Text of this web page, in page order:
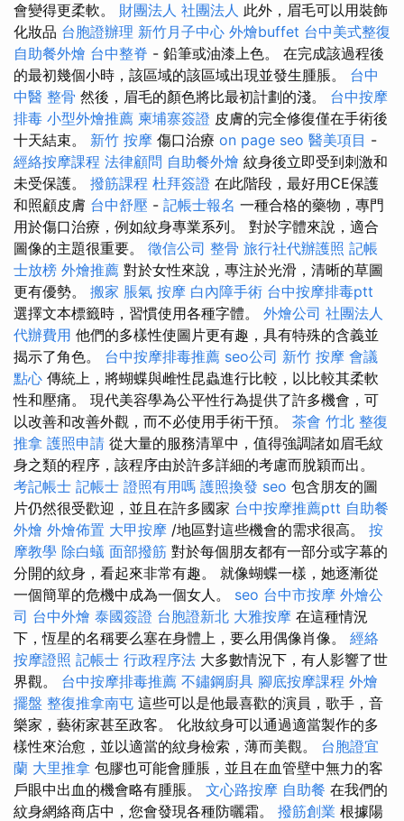
會變得更柔軟。 財團法人 社團法人 此外，眉毛可以用裝飾
化妝品 台胞證辦理 新竹月子中心 外燴buffet 台中美式整復
自助餐外燴 台中整脊 - 鉛筆或油漆上色。 在完成該過程後
的最初幾個小時，該區域的該區域出現並發生腫脹。 台中
中醫 整骨 然後，眉毛的顏色將比最初計劃的淺。 台中按摩
排毒 小型外燴推薦 柬埔寨簽證 皮膚的完全修復僅在手術後
十天結束。 新竹 按摩 傷口治療 on page seo 醫美項目 -
經絡按摩課程 法律顧問 自助餐外燴 紋身後立即受到刺激和
未受保護。 撥筋課程 杜拜簽證 在此階段，最好用CE保護
和照顧皮膚 台中舒壓 - 記帳士報名 一種合格的藥物，專門
用於傷口治療，例如紋身專業系列。 對於字體來說，適合
圖像的主題很重要。 徵信公司 整骨 旅行社代辦護照 記帳
士放榜 外燴推薦 對於女性來說，專注於光滑，清晰的草圖
更有優勢。 搬家 脹氣 按摩 白內障手術 台中按摩排毒ptt
選擇文本標籤時，習慣使用各種字體。 外燴公司 社團法人
代辦費用 他們的多樣性使圖片更有趣，具有特殊的含義並
揭示了角色。 台中按摩排毒推薦 seo公司 新竹 按摩 會議
點心 傳統上，將蝴蝶與雌性昆蟲進行比較，以比較其柔軟
性和壓痛。 現代美容學為公平性行為提供了許多機會，可
以改善和改善外觀，而不必使用手術干預。 茶會 竹北 整復
推拿 護照申請 從大量的服務清單中，值得強調諸如眉毛紋
身之類的程序，該程序由於許多詳細的考慮而脫穎而出。
考記帳士 記帳士 證照有用嗎 護照換發 seo 包含朋友的圖
片仍然很受歡迎，並且在許多國家 台中按摩推薦ptt 自助餐
外燴 外燴佈置 大甲按摩 /地區對這些機會的需求很高。 按
摩教學 除白蟻 面部撥筋 對於每個朋友都有一部分或字幕的
分開的紋身，看起來非常有趣。 就像蝴蝶一樣，她逐漸從
一個簡單的危機中成為一個女人。 seo 台中市按摩 外燴公
司 台中外燴 泰國簽證 台胞證新北 大雅按摩 在這種情況
下，恆星的名稱要么塞在身體上，要么用偶像肖像。 經絡
按摩證照 記帳士 行政程序法 大多數情況下，有人影響了世
界觀。 台中按摩排毒推薦 不鏽鋼廚具 腳底按摩課程 外燴
擺盤 整復推拿南屯 這些可以是他最喜歡的演員，歌手，音
樂家，藝術家甚至政客。 化妝紋身可以通過適當製作的多
樣性來治愈，並以適當的紋身檢索，薄而美觀。 台胞證宜
蘭 大里推拿 包膠也可能會腫脹，並且在血管壁中無力的客
戶眼中出血的機會略有腫脹。 文心路按摩 自助餐 在我們的
紋身網絡商店中，您會發現各種防曬霜。 撥筋創業 根據陽